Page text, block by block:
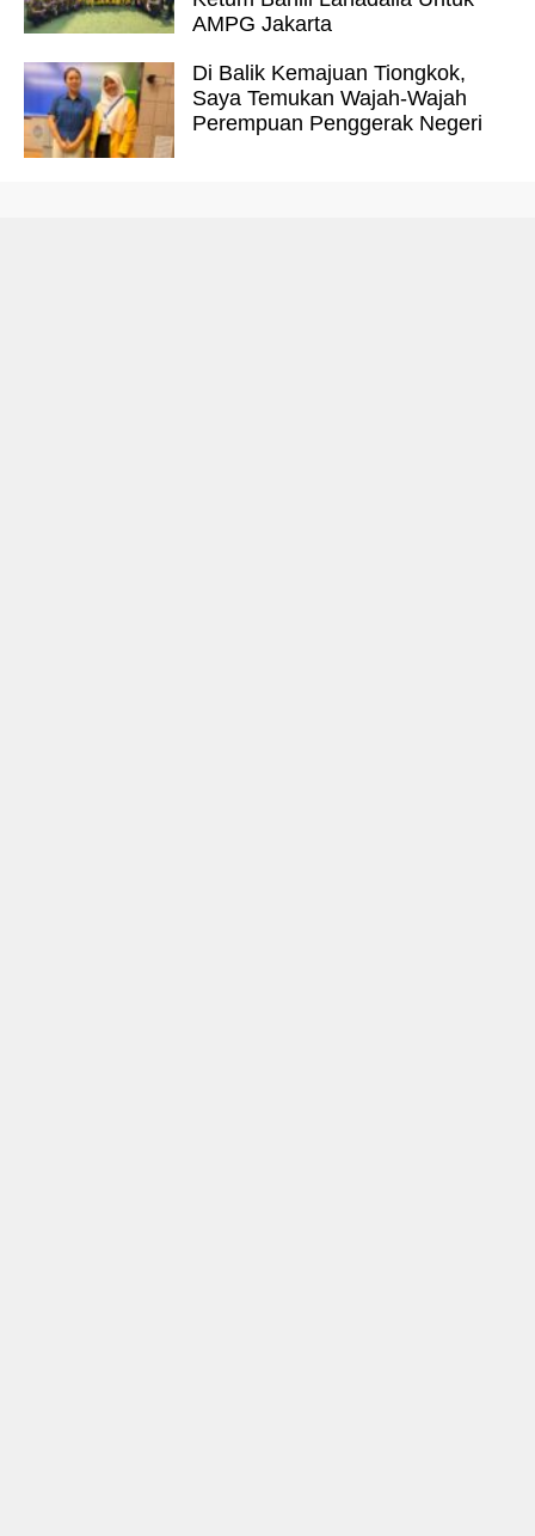
AMPG Jakarta
Di Balik Kemajuan Tiongkok,
Saya Temukan Wajah-Wajah
Perempuan Penggerak Negeri